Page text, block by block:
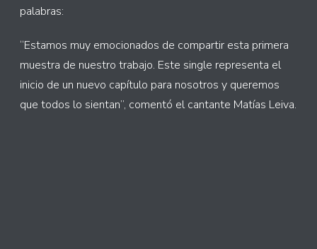
palabras:
“Estamos muy emocionados de compartir esta primera
muestra de nuestro trabajo. Este single representa el
inicio de un nuevo capítulo para nosotros y queremos
que todos lo sientan”, comentó el cantante Matías Leiva.